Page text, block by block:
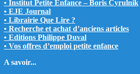
• Institut Petite Enfance – Boris Cyrulnik
• EJE Journal
• Librairie Que Lire ?
• Recherche et achat d’anciens articles
• Editions Philippe Duval
• Vos offres d’emploi petite enfance
A savoir...